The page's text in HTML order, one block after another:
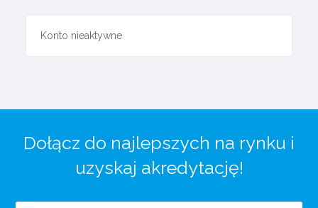
Konto nieaktywne
Dołącz do najlepszych na rynku i
uzyskaj akredytację!